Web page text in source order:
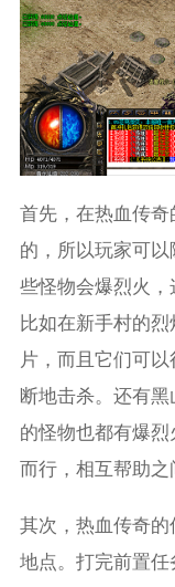
首先，在热血传
的，所以玩家可
些怪物会爆烈火，
比如在新手村的
片，而且它们可
断地击杀。还有
的怪物也都有爆
而行，相互帮助之
其次，热血传奇
地点。打完前置